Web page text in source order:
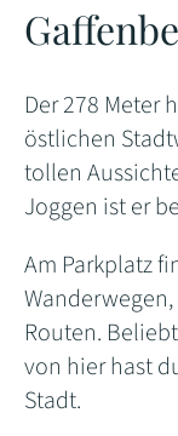
Der 278 Meter
östlichen
tollen
Joggen ist er
Am Parkplatz
Routen.
von hier hast
Stadt.